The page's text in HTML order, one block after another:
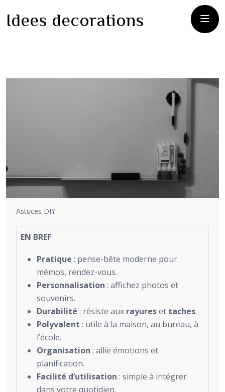
Idees decorations
Astuces DIY
EN BREF
Pratique : pense-bête moderne pour
mémos, rendez-vous.
Personnalisation : affichez photos et
souvenirs.
Durabilité : résiste aux rayureset taches.
Polyvalent : utile à la maison, au bureau, à
l’école.
Organisation : allie émotions et
planification.
Facilité d’utilisation : simple à intégrer
dans votre quotidien.